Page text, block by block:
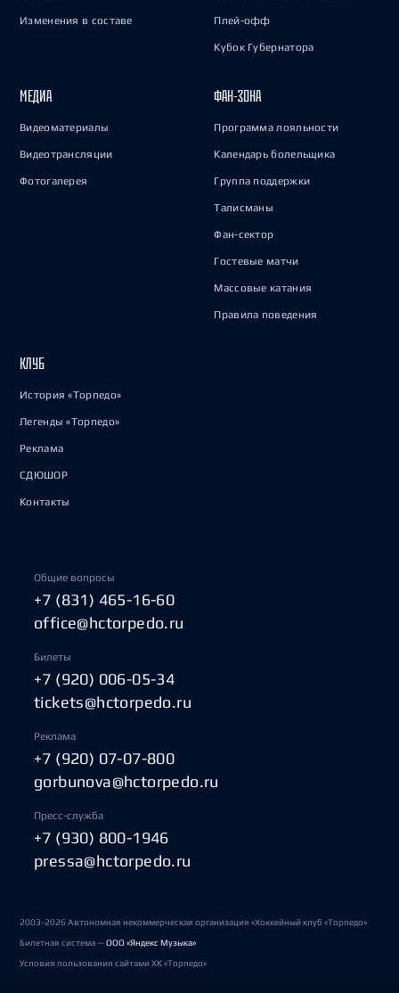
Изменения в составе Плей-офф
Кубок Губернатора
МЕДИА
Видеоматериалы
Видеотрансляции
Фотогалерея
ФАН-ЗОНА
Программа лояльности
Календарь болельщика
Группа поддержки
Талисманы
Фан-сектор
Гостевые матчи
Массовые катания
Правила поведения
КЛУБ
История «Торпедо»
Легенды «Торпедо»
Реклама
СДЮШОР
Контакты
Общие вопросы
+7 (831) 465-16-60
office@hctorpedo.ru
Билеты
+7 (920) 006-05-34
tickets@hctorpedo.ru
Реклама
+7 (920) 07-07-800
gorbunova@hctorpedo.ru
Пресс-служба
+7 (930) 800-1946
pressa@hctorpedo.ru
2003-2026 Автономная некоммерческая организация «Хоккейный клуб «Торпедо»
Билетная система —ООО «Яндекс Музыка»
Условия пользования сайтами ХК «Торпедо»